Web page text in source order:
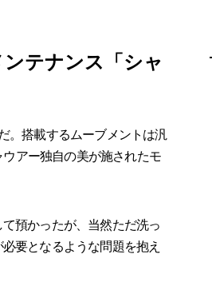
テナンス「シャ
。搭載するムーブメントは汎
アー独自の美が施されたモ
預かったが、当然ただ洗っ
要となるような問題を抱え